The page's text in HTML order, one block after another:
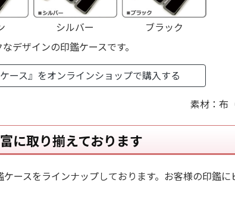
シルバー
ブラック
デザインの印鑑ケースです。
ース』をオンラインショップで購入する
素材：布
に取り揃えております
ースをラインナップしております。お客様の印鑑に